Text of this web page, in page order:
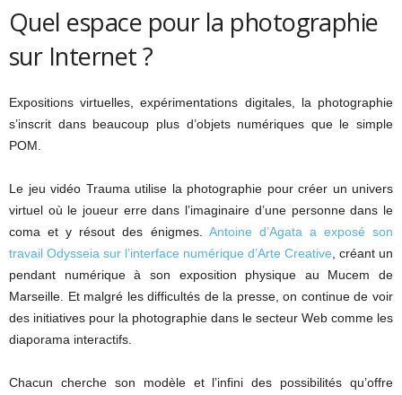
Quel espace pour la photographie
sur Internet ?
Expositions virtuelles, expérimentations digitales, la photographie
s’inscrit dans beaucoup plus d’objets numériques que le simple
POM.
Le jeu vidéo Trauma utilise la photographie pour créer un univers
virtuel où le joueur erre dans l’imaginaire d’une personne dans le
coma et y résout des énigmes. Antoine d’Agata a exposé son
travail Odysseia sur l’interface numérique d’Arte Creative , créant un
pendant numérique à son exposition physique au Mucem de
Marseille. Et malgré les difficultés de la presse, on continue de voir
des initiatives pour la photographie dans le secteur Web comme les
diaporama interactifs.
Chacun cherche son modèle et l’infini des possibilités qu’offre